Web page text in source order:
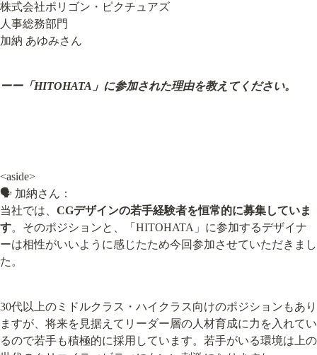
株式会社ポリゴン・ピクチュアズ
人事総務部門
加納 あゆみさん
ーー「HITOHATA」に参加された理由を教えてください。
<aside>
🗣️ 加納さん：
当社では、 CGデザインの若手経験者を恒常的に募集していま
す。そのポジションと、「HITOHATA」に参加するデザイナ
ーは相性がいいように感じたため今回参加させていただきまし
た。
30代以上のミドルクラス・ハイクラス向けのポジションもあり
ますが、将来を見据えてリーダー層の人材育成に力を入れてい
るので若手も積極的に採用しています。若手がいる環境は上の